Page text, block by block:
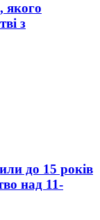
якого
з
до 15 років
над 11-